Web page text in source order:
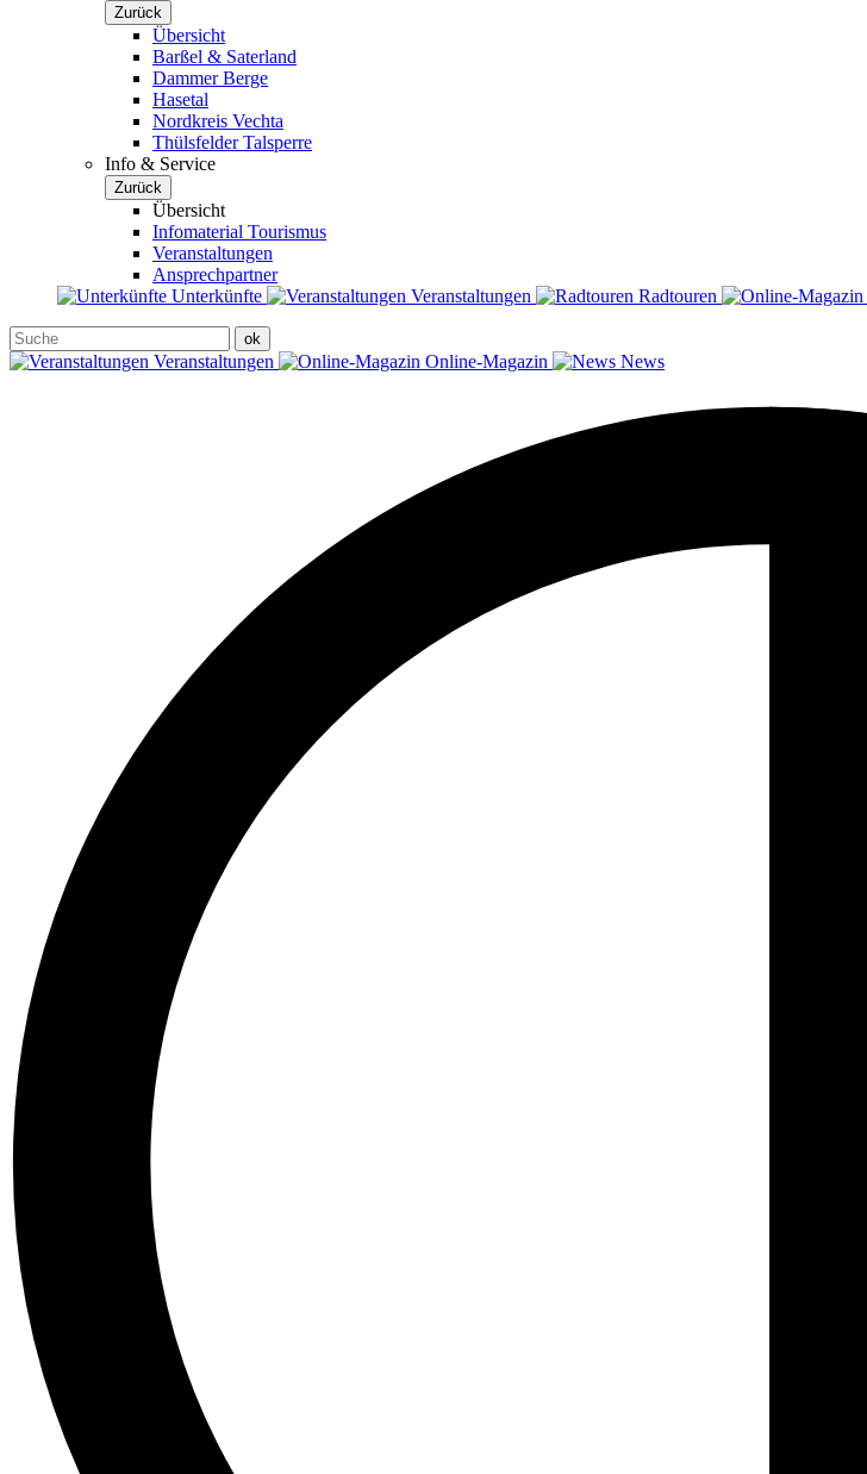
Zurück
Übersicht
Barßel & Saterland
Dammer Berge
Hasetal
Nordkreis Vechta
Thülsfelder Talsperre
Info & Service
Zurück
Übersicht
Infomaterial Tourismus
Veranstaltungen
Ansprechpartner
Unterkünfte
Veranstaltungen Radtouren
Veranstaltungen Online-Magazin News